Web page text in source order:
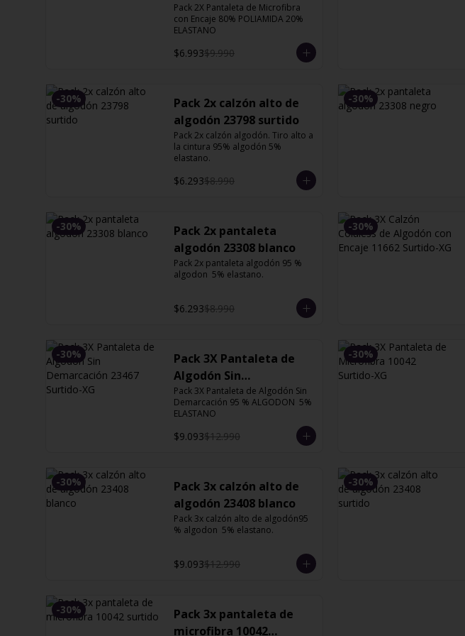
13127 Orquidea
Pack 2X Pantaleta de Microfibra
con Encaje 80% POLIAMIDA 20%
ELASTANO
$6.993$9.990
-30%
Pack 2x calzón alto de
algodón 23798 surtido
Pack 2x calzón algodón. Tiro alto a
la cintura 95% algodón 5%
elastano.
$6.293$8.990
-30%
-30%
Pack 2x pantaleta
algodón 23308 blanco
Pack 2x pantaleta algodón 95 %
algodon  5% elastano.
$6.293$8.990
-30%
-30%
Pack 3X Pantaleta de
Algodón Sin
Demarcación 23467
Surtido-XG
Pack 3X Pantaleta de Algodón Sin
Demarcación 95 % ALGODON  5%
ELASTANO
$9.093$12.990
-30%
-30%
Pack 3x calzón alto de
algodón 23408 blanco
Pack 3x calzón alto de algodón95
% algodon  5% elastano.
$9.093$12.990
-30%
-30%
Pack 3x pantaleta de
microfibra 10042